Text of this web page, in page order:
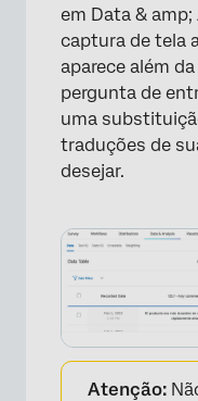
em Data &
captura de tela
aparece além
pergunta de
uma
traduções de
desejar.
Atenção: